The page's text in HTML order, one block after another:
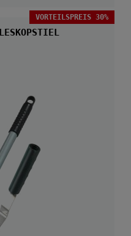
VORTEILSPREIS 30%